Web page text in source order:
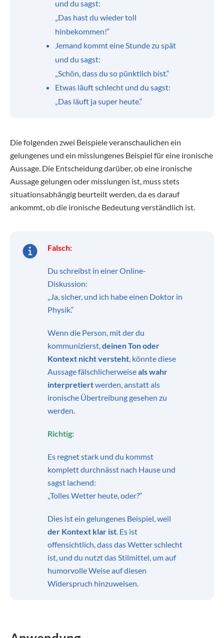
und du sagst:
„Das hast du wieder toll
hinbekommen!“
Jemand kommt eine Stunde zu spät
und du sagst:
„Schön, dass du so pünktlich bist.“
Etwas läuft schlecht und du sagst:
„Das läuft ja super heute.“
Die folgenden zwei Beispiele veranschaulichen ein
gelungenes und ein misslungenes Beispiel für eine ironische
Aussage. Die Entscheidung darüber, ob eine ironische
Aussage gelungen oder misslungen ist, muss stets
situationsabhängig beurteilt werden, da es darauf
ankommt, ob die ironische Bedeutung verständlich ist.
Falsch:
Du schreibst in einer Online-
Diskussion:
„Ja, sicher, und ich habe einen Doktor in
Physik.“
Wenn die Person, mit der du
kommunizierst,deinen Ton oder
Kontext nicht versteht, könnte diese
Aussage fälschlicherweiseals wahr
interpretiertwerden, anstatt als
ironische Übertreibung gesehen zu
werden.
Richtig:
Es regnet stark und du kommst
komplett durchnässt nach Hause und
sagst lachend:
„Tolles Wetter heute, oder?“
Dies ist ein gelungenes Beispiel, weil
der Kontext klar ist. Es ist
offensichtlich, dass das Wetter schlecht
ist, und du nutzt das Stilmittel, um auf
humorvolle Weise auf diesen
Widerspruch hinzuweisen.